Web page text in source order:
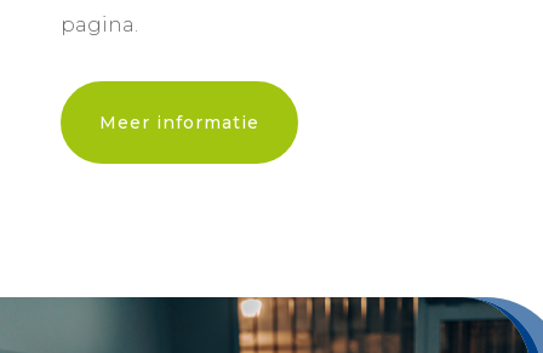
pagina.
Meer informatie